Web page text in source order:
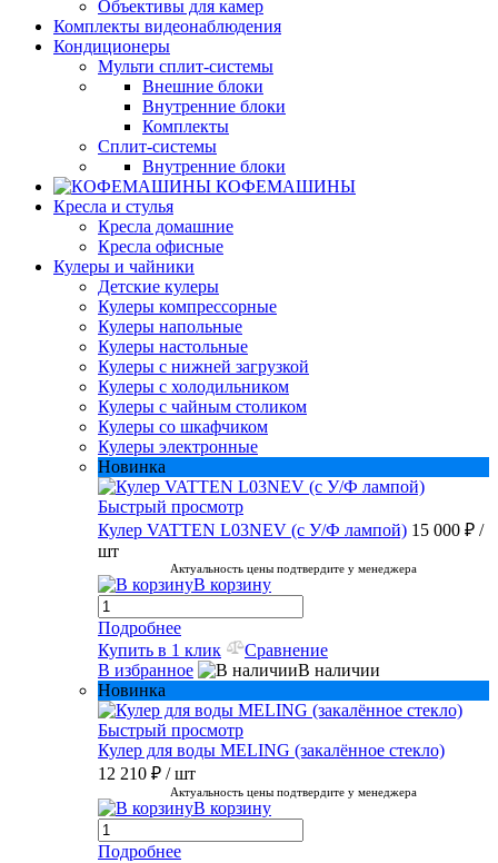
Объективы для камер
Комплекты видеонаблюдения
Кондиционеры
Мульти сплит-системы
Внешние блоки
Внутренние блоки
Комплекты
Сплит-системы
Внутренние блоки
КОФЕМАШИНЫ
Кресла и стулья
Кресла домашние
Кресла офисные
Кулеры и чайники
Детские кулеры
Кулеры компрессорные
Кулеры напольные
Кулеры настольные
Кулеры с нижней загрузкой
Кулеры с холодильником
Кулеры с чайным столиком
Кулеры со шкафчиком
Кулеры электронные
Новинка
Быстрый просмотр
Кулер VATTEN L03NEV (с У/Ф лампой) 15 000 ₽ /
шт
Актуальность цены подтвердите у менеджера
В корзину
Подробнее
Купить в 1 клик
Сравнение
В избранное
В наличии
Новинка
Быстрый просмотр
Кулер для воды MELING (закалённое стекло)
12 210 ₽ / шт
Актуальность цены подтвердите у менеджера
В корзину
Подробнее